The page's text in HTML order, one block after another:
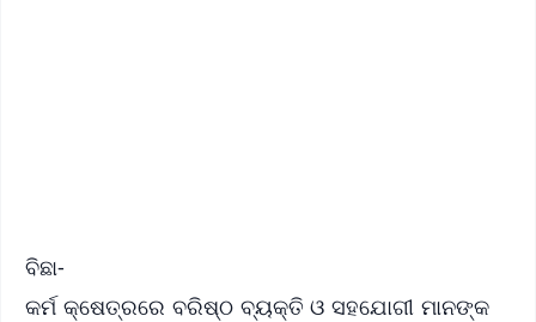
ବିଛା-
କର୍ମ କ୍ଷେତ୍ରରେ ବରିଷ୍ଠ ବ୍ୟକ୍ତି ଓ ସହଯୋଗୀ ମାନଙ୍କ